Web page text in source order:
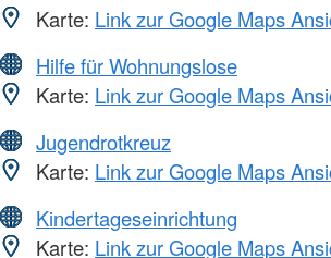
Karte: Link zur Google Maps
Hilfe für Wohnungslose
Karte: Link zur Google Maps
Jugendrotkreuz
Karte: Link zur Google Maps
Kindertageseinrichtung
Karte: Link zur Google Maps